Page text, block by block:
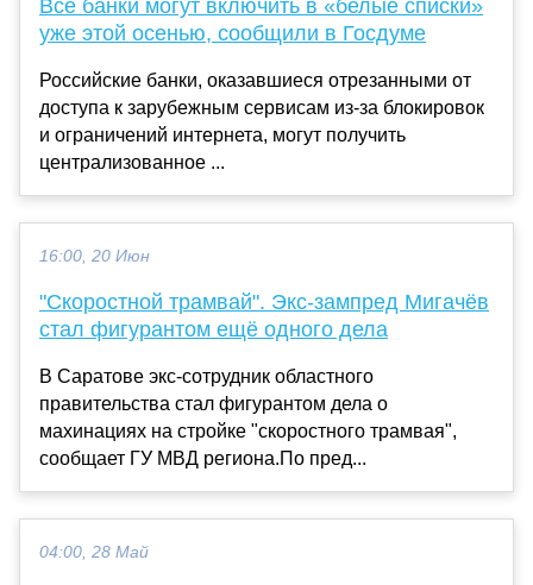
Все банки могут включить в «белые списки»
уже этой осенью, сообщили в Госдуме
Российские банки, оказавшиеся отрезанными от
доступа к зарубежным сервисам из-за блокировок
и ограничений интернета, могут получить
централизованное ...
16:00, 20 Июн
"Скоростной трамвай". Экс-зампред Мигачёв
стал фигурантом ещё одного дела
В Саратове экс-сотрудник областного
правительства стал фигурантом дела о
махинациях на стройке "скоростного трамвая",
сообщает ГУ МВД региона.По пред...
04:00, 28 Май